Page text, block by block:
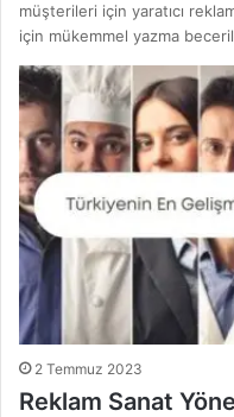
müşterileri için yaratıcı
için mükemmel yazma
2 Temmuz 2023
Reklam Sanat